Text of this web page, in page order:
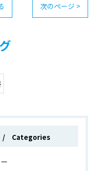
次のページ >
Categories